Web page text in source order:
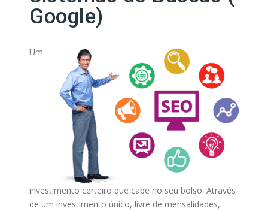
Google)
Um
investimento certeiro que cabe no seu bolso. Através
de um investimento único, livre de mensalidades,